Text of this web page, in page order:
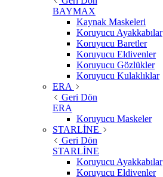
BAYMAX
Kaynak Maskeleri
Koruyucu Ayakkabılar
Koruyucu Baretler
Koruyucu Eldivenler
Koruyucu Gözlükler
Koruyucu Kulaklıklar
ERA
Geri Dön
ERA
Koruyucu Maskeler
STARLİNE
Geri Dön
STARLİNE
Koruyucu Ayakkabılar
Koruyucu Eldivenler